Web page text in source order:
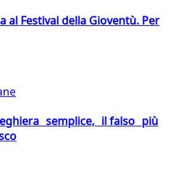
al Festival della Gioventù. Per
semplice, il falso più